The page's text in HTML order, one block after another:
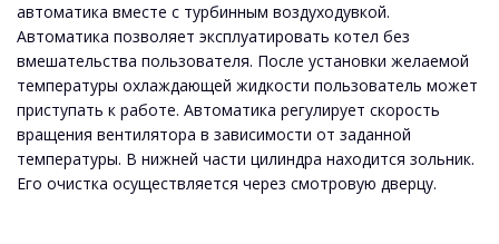
автоматика вместе с турбинным воздуходувкой.
Автоматика позволяет эксплуатировать котел без
вмешательства пользователя. После установки желаемой
температуры охлаждающей жидкости пользователь может
приступать к работе. Автоматика регулирует скорость
вращения вентилятора в зависимости от заданной
температуры. В нижней части цилиндра находится зольник.
Его очистка осуществляется через смотровую дверцу.